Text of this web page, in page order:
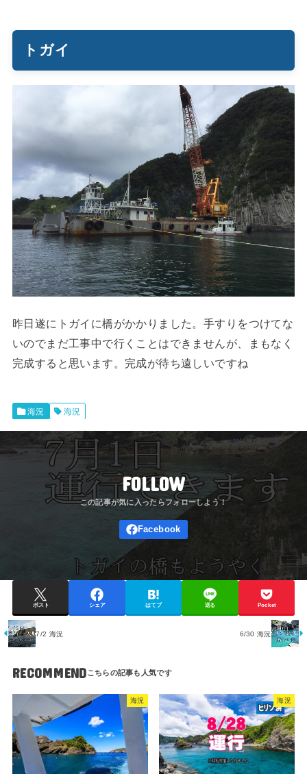
トガイ
昨日遂にトガイに橋がかかりました。手すりをつけてな
いのでまだ工事中で行くことはできませんが、まもなく
完成すると思います。完成が待ち遠しいですね
海況 海況
FOLLOW
ポスト シェア はてブ 送る Pocket
7/2 海況 6/30 海況
RECOMMEND
海況 海況